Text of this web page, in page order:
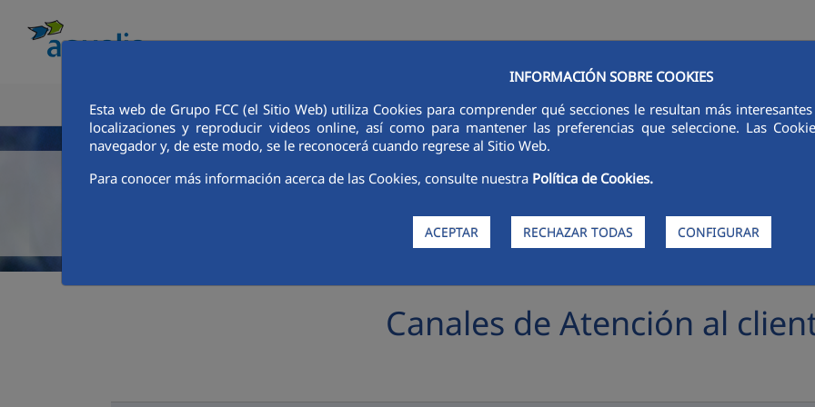
INFORMACIÓN SOBRE COOKIES
Esta web de Grupo FCC (el Sitio Web) utiliza Cookies para comprender qué secciones le resultan más
localizaciones y reproducir videos online, así como para mantener las preferencias que seleccione. Las
navegador y, de este modo, se le reconocerá cuando regrese al Sitio Web.
Para conocer más información acerca de las Cookies, consulte nuestra Política de Cookies.
ACEPTAR RECHAZAR TODAS CONFIGURAR
CONOCE AQUALIA ANALISTAS E INVERSORES INNOVACIÓN DIGITALIZACIÓN SOSTENIBILIDAD
Canales de Atención al